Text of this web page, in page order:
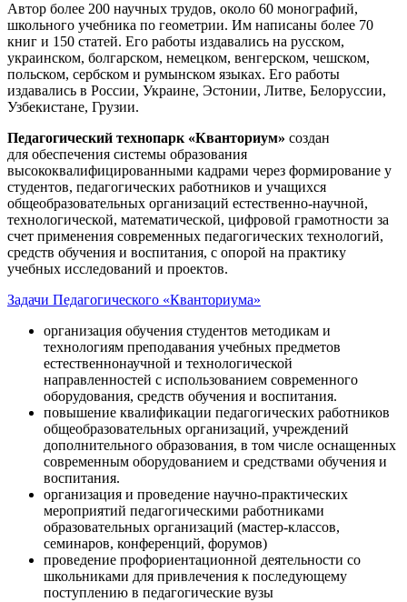
Автор более 200 научных трудов, около 60 монографий,
школьного учебника по геометрии. Им написаны более 70
книг и 150 статей. Его работы издавались на русском,
украинском, болгарском, немецком, венгерском, чешском,
польском, сербском и румынском языках. Его работы
издавались в России, Украине, Эстонии, Литве, Белоруссии,
Узбекистане, Грузии.
Педагогический технопарк «Кванториум» создан
для обеспечения системы образования
высококвалифицированными кадрами через формирование у
студентов, педагогических работников и учащихся
общеобразовательных организаций естественно-научной,
технологической, математической, цифровой грамотности за
счет применения современных педагогических технологий,
средств обучения и воспитания, с опорой на практику
учебных исследований и проектов.
Задачи Педагогического «Кванториума»
организация обучения студентов методикам и
технологиям преподавания учебных предметов
естественнонаучной и технологической
направленностей с использованием современного
оборудования, средств обучения и воспитания.
повышение квалификации педагогических работников
общеобразовательных организаций, учреждений
дополнительного образования, в том числе оснащенных
современным оборудованием и средствами обучения и
воспитания.
организация и проведение научно-практических
мероприятий педагогическими работниками
образовательных организаций (мастер-классов,
семинаров, конференций, форумов)
проведение профориентационной деятельности со
школьниками для привлечения к последующему
поступлению в педагогические вузы